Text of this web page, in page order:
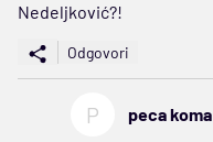
Nedeljković?!
Odgovori
P peca koma